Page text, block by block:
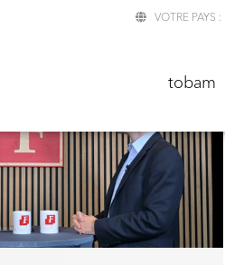
VOTRE PAYS :
tobam